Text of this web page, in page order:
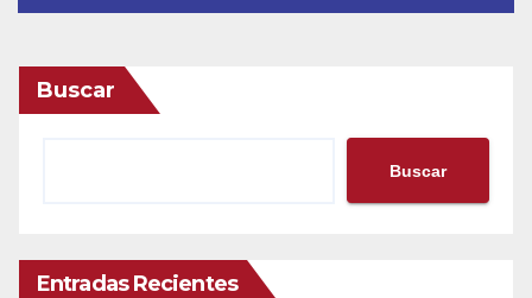
Buscar
Buscar
Entradas Recientes